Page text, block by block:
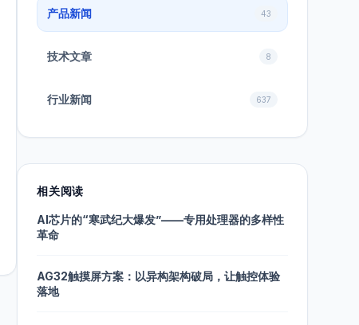
产品新闻 43
技术文章 8
行业新闻 637
相关阅读
AI芯片的“寒武纪大爆发”——专用处理器的多样性
革命
AG32触摸屏方案：以异构架构破局，让触控体验
落地